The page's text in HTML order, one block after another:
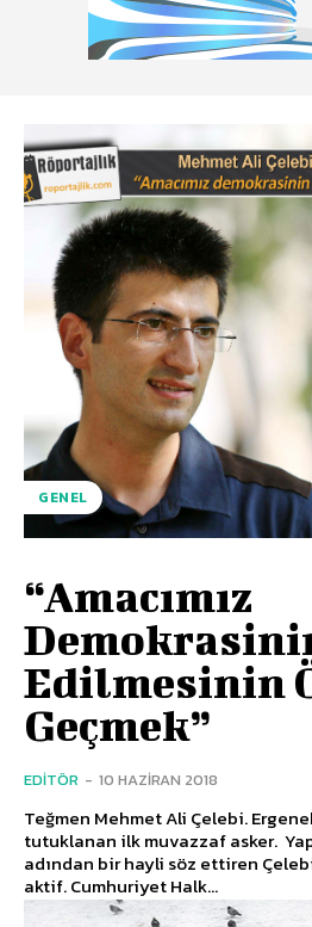
GENEL
“Amacımız
Edilmesinin
Geçmek”
EDITÖR - 10 HAZIRAN 2018
Teğmen Mehmet Ali Çelebi.
tutuklanan ilk muvazzaf asker.
adından bir hayli söz ettiren
aktif. Cumhuriyet Halk...